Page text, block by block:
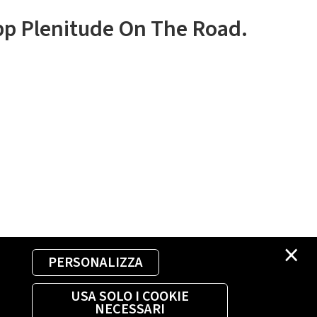
×
PERSONALIZZA
USA SOLO I COOKIE
NECESSARI
Plenitude On The Road.